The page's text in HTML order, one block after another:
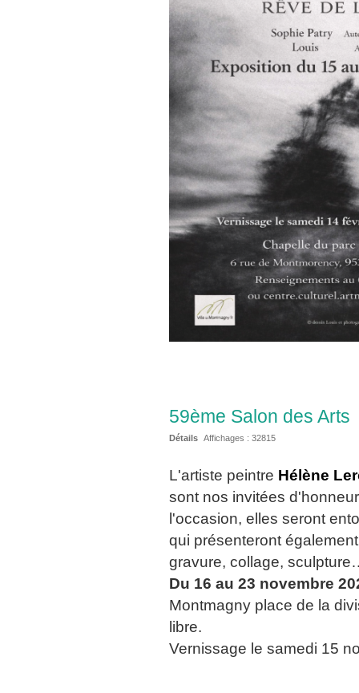
59ème Salon des Arts
Détails Affichages : 32815
L'artiste peintre Hélène
sont nos invitées
l'occasion, elles seront
qui présenteront
gravure, collage,
Du 16 au 23 novembre
Montmagny place de la
libre.
Vernissage le samedi 15